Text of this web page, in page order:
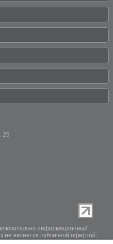
29
информационный
не является публичной офертой,
437 (2) Гражданского кодекса